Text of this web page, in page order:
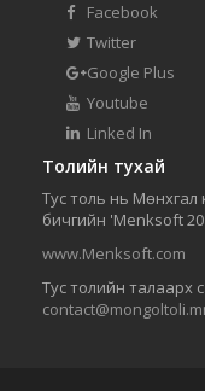
Facebook
Twitter
Google Plus
Youtube
Linked In
Толийн тухай
Тус толь нь
бичгийн 'Menksoft
www.Menksoft.com
Тус толийн талаарх